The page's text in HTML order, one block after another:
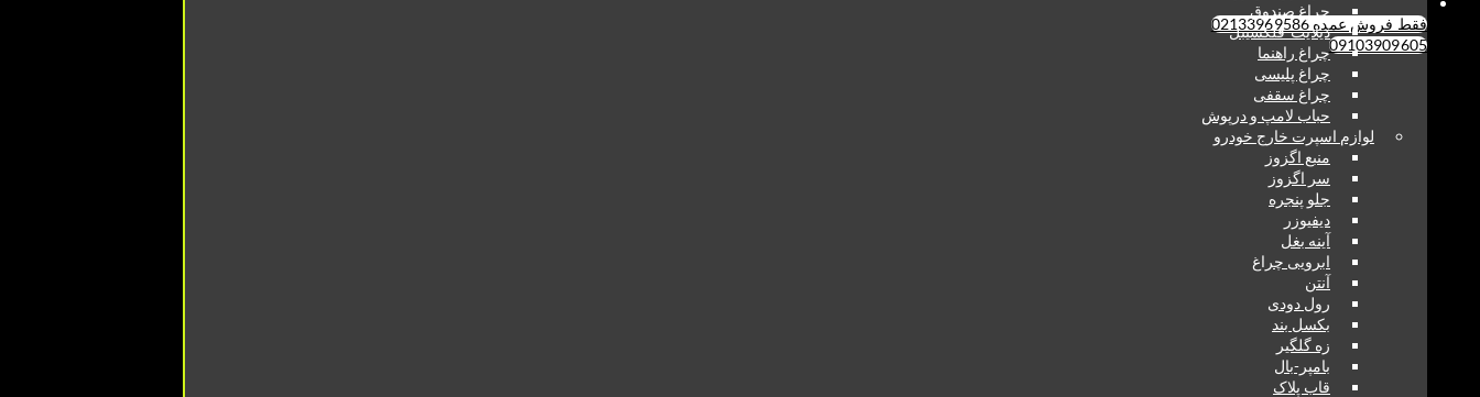
فقط فروش عمده 02133969586
09103909605
چراغ صندوق
دیلایت-فلکسیبل
چراغ راهنما
چراغ پلیسی
چراغ سقفی
حباب لامپ و درپوش
لوازم اسپرت خارج خودرو
منبع اگزوز
سر اگزوز
جلو پنجره
دیفیوزر
آینه بغل
ابرویی چراغ
آنتن
رول دودی
بکسل بند
زه گلگیر
بامپر-بال
قاب پلاک